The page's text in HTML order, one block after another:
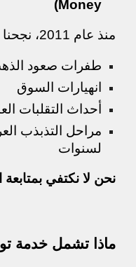
Money)
منذ عام 2011، نجحنا في عبور:
طفرات صعود
انهيارات السوق
أحداث التقلبات
مراحل التذبذب
لسنوات
نحن لا نكتفي
ماذا تشمل خدمة